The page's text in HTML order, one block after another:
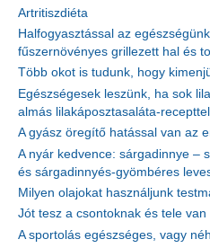
Artritiszdiéta
Halfogyasztással az
fűszernövényes grillezett hal és
Több okot is tudunk, hogy
Egészségesek leszünk, ha sok
almás lilakáposztasaláta-recepttel
A gyász öregítő hatással van az
A nyár kedvence: sárgadinnye –
és sárgadinnyés-gyömbéres
Milyen olajokat használjunk
Jót tesz a csontoknak és tele
A sportolás egészséges, vagy